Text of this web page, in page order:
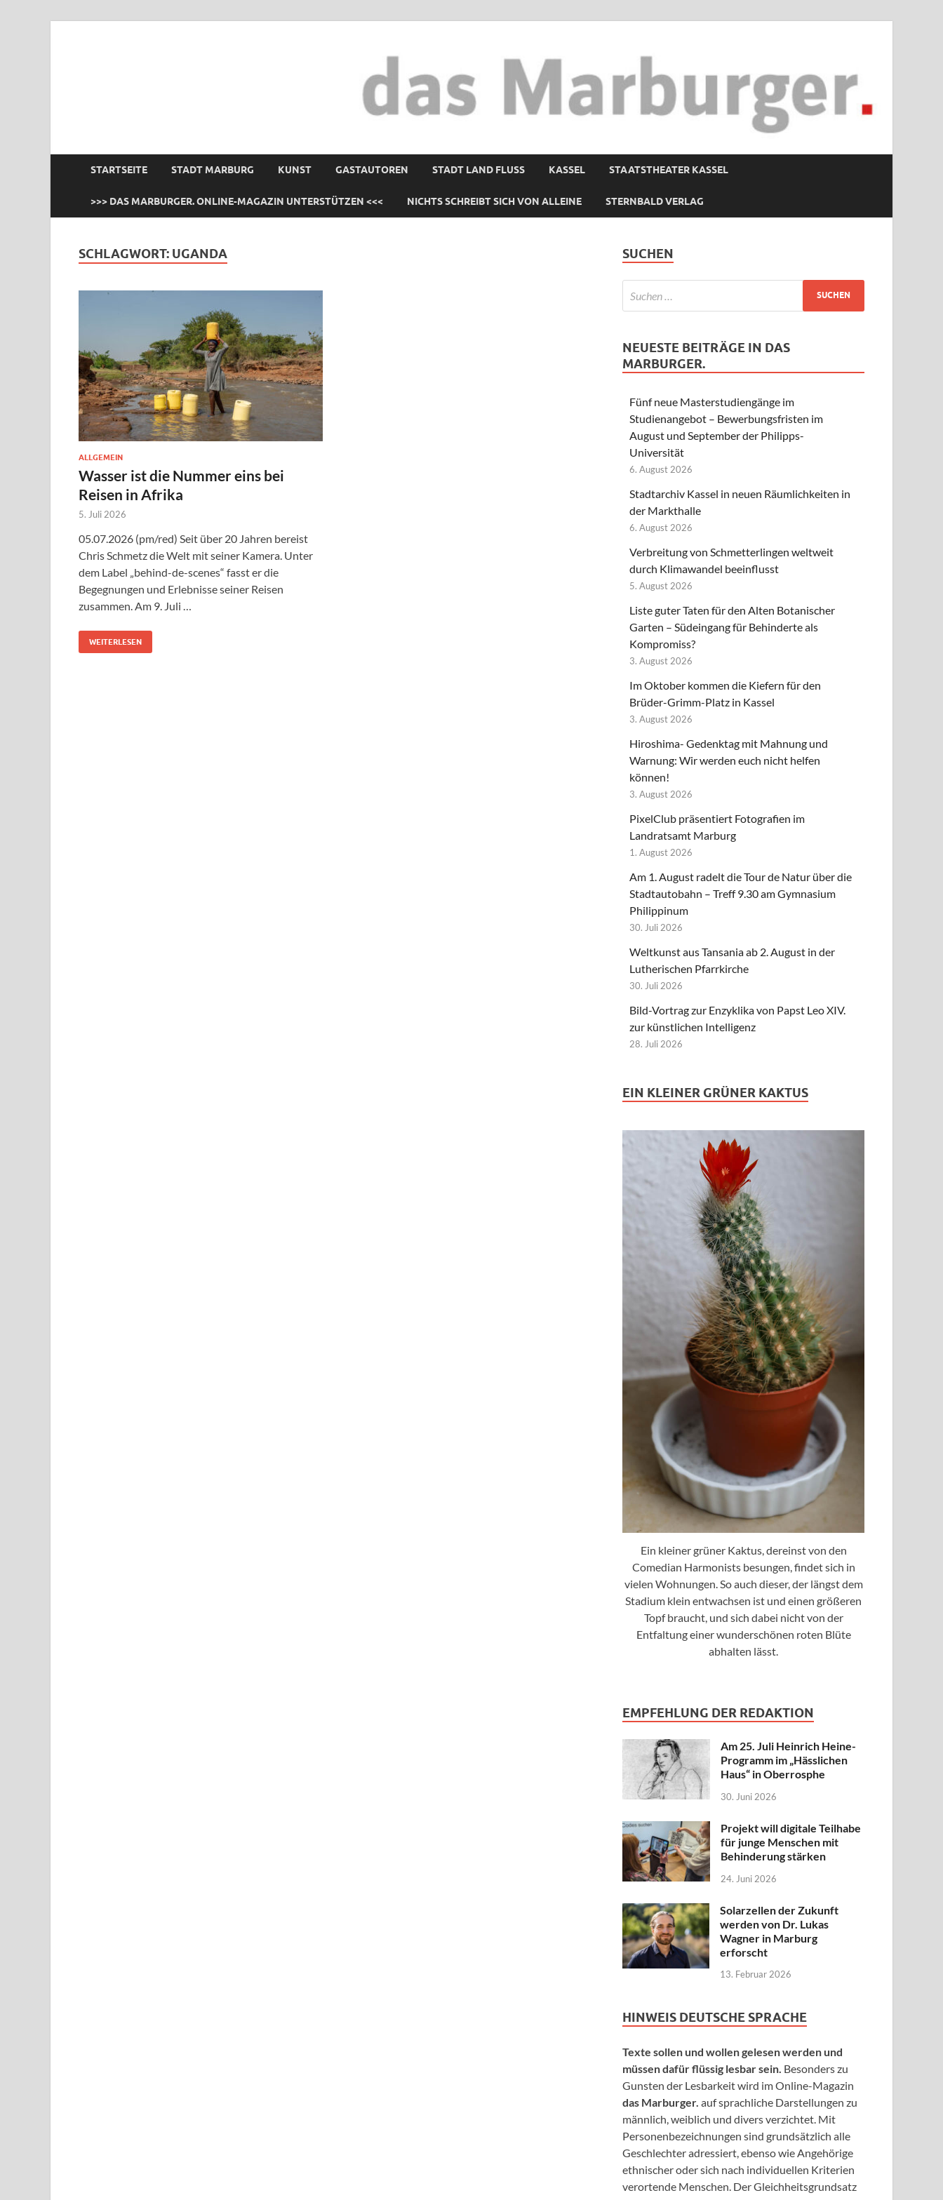
STARTSEITE STADT MARBURG KUNST GASTAUTOREN STADT LAND FLUSS KASSEL STAATSTHEATER KASSEL
>>> DAS MARBURGER. ONLINE-MAGAZIN UNTERSTÜTZEN <<< NICHTS SCHREIBT SICH VON ALLEINE STERNBALD VERLAG
SCHLAGWORT: UGANDA
ALLGEMEIN
Wasser ist die Nummer eins bei
Reisen in Afrika
5. Juli 2026
05.07.2026 (pm/red) Seit über 20 Jahren bereist
Chris Schmetz die Welt mit seiner Kamera. Unter
dem ­Label „behind-de-scenes“ fasst er die
Begegnungen und Erlebnisse seiner Reisen
zusammen. Am 9. Juli …
WEITERLESEN
SUCHEN
NEUESTE BEITRÄGE IN DAS
MARBURGER.
Fünf neue Masterstudiengänge im
Studienangebot – Bewerbungsfristen im
August und September der Philipps-
Universität
6. August 2026
Stadtarchiv Kassel in neuen Räumlichkeiten in
der Markthalle
6. August 2026
Verbreitung von Schmetterlingen weltweit
durch Klimawandel beeinflusst
5. August 2026
Liste guter Taten für den Alten Botanischer
Garten – Südeingang für Behinderte als
Kompromiss?
3. August 2026
Im Oktober kommen die Kiefern für den
Brüder-Grimm-Platz in Kassel
3. August 2026
Hiroshima- Gedenktag mit Mahnung und
Warnung: Wir werden euch nicht helfen
können!
3. August 2026
PixelClub präsentiert Fotografien im
Landratsamt Marburg
1. August 2026
Am 1. August radelt die Tour de Natur über die
Stadtautobahn – Treff 9.30 am Gymnasium
Philippinum
30. Juli 2026
Weltkunst aus Tansania ab 2. August in der
Lutherischen Pfarrkirche
30. Juli 2026
Bild-Vortrag zur Enzyklika von Papst Leo XIV.
zur künstlichen Intelligenz
28. Juli 2026
EIN KLEINER GRÜNER KAKTUS
Ein kleiner grüner Kaktus, dereinst von den
Comedian Harmonists besungen, findet sich in
vielen Wohnungen. So auch dieser, der längst dem
Stadium klein entwachsen ist und einen größeren
Topf braucht, und sich dabei nicht von der
Entfaltung einer wunderschönen roten Blüte
abhalten lässt.
EMPFEHLUNG DER REDAKTION
Am 25. Juli Heinrich Heine-
Programm im „Hässlichen
Haus“ in Oberrosphe
30. Juni 2026
Projekt will digitale Teilhabe
für junge Menschen mit
Behinderung stärken
24. Juni 2026
Solarzellen der Zukunft
werden von Dr. Lukas
Wagner in Marburg
erforscht
13. Februar 2026
HINWEIS DEUTSCHE SPRACHE
Texte sollen und wollen gelesen werden und
müssen dafür flüssig lesbar sein. Besonders zu
Gunsten der Lesbarkeit wird im Online-Magazin
das Marburger. auf sprachliche Darstellungen zu
männlich, weiblich und divers verzichtet. Mit
Personenbezeichnungen sind grundsätzlich alle
Geschlechter adressiert, ebenso wie Angehörige
ethnischer oder sich nach individuellen Kriterien
verortende Menschen. Der Gleichheitsgrundsatz